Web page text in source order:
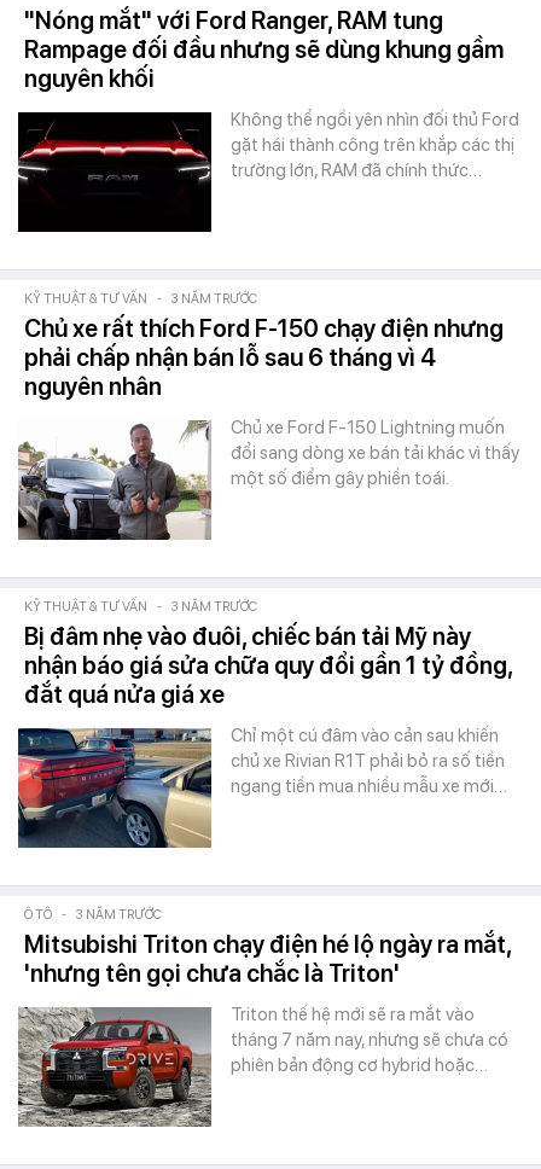
"Nóng mắt" với Ford Ranger, RAM tung
Rampage đối đầu nhưng sẽ dùng khung gầm
nguyên khối
Không thể ngồi yên nhìn đối thủ Ford
gặt hái thành công trên khắp các thị
trường lớn, RAM đã chính thức…
KỸ THUẬT & TƯ VẤN - 3 NĂM TRƯỚC
Chủ xe rất thích Ford F-150 chạy điện nhưng
phải chấp nhận bán lỗ sau 6 tháng vì 4
nguyên nhân
Chủ xe Ford F-150 Lightning muốn
đổi sang dòng xe bán tải khác vì thấy
một số điểm gây phiền toái.
KỸ THUẬT & TƯ VẤN - 3 NĂM TRƯỚC
Bị đâm nhẹ vào đuôi, chiếc bán tải Mỹ này
nhận báo giá sửa chữa quy đổi gần 1 tỷ đồng,
đắt quá nửa giá xe
Chỉ một cú đâm vào cản sau khiến
chủ xe Rivian R1T phải bỏ ra số tiền
ngang tiền mua nhiều mẫu xe mới…
Ô TÔ - 3 NĂM TRƯỚC
Mitsubishi Triton chạy điện hé lộ ngày ra mắt,
'nhưng tên gọi chưa chắc là Triton'
Triton thế hệ mới sẽ ra mắt vào
tháng 7 năm nay, nhưng sẽ chưa có
phiên bản động cơ hybrid hoặc…